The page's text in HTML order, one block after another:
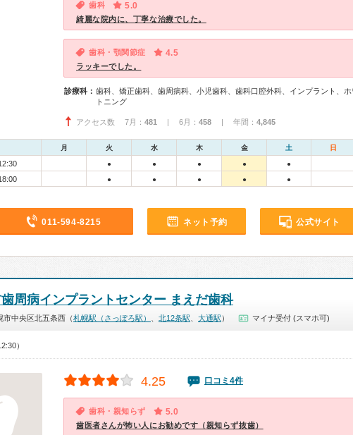
歯科 5.0
綺麗な院内に、丁寧な治療でした。
歯科・顎関節症 4.5
ラッキーでした。
診療科： 歯科、矯正歯科、歯周病科、小児歯科、歯科口腔外科、インプラント、ホ
トニング
アクセス数 7月： 481 | 6月： 458 | 年間： 4,845
月 火 水 木 金 土 日
● ● ● ● ●
● ● ● ● ●
011-594-8215 ネット予約 公式サイト
周病インプラントセンター まえだ歯科
市中央区北五条西（札幌駅（さっぽろ駅） 北12条駅 大通駅 ） マイナ受付 (スマホ可)
）
4.25 口コミ4件
歯科・親知らず 5.0
歯医者さんが怖い人にお勧めです（親知らず抜歯）